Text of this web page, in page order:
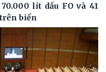
lít dầu FO và 41
biển